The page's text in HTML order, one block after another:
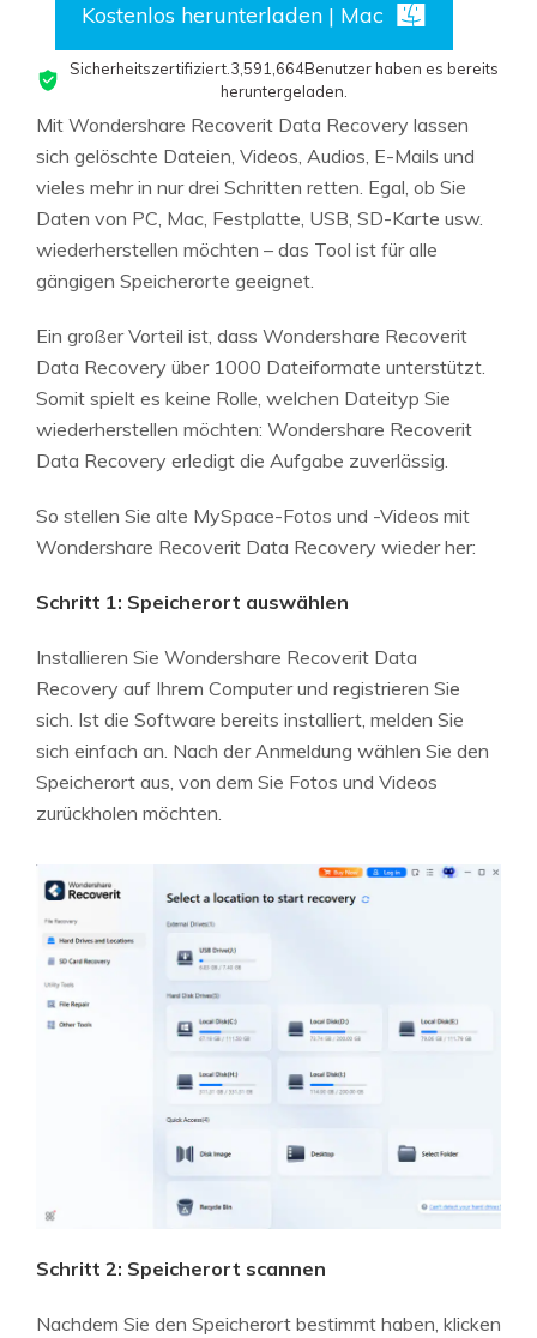
Kostenlos herunterladen | Mac
Sicherheitszertifiziert. 3,591,664Benutzer haben es bereits
heruntergeladen.
Mit Wondershare Recoverit Data Recovery lassen
sich gelöschte Dateien, Videos, Audios, E-Mails und
vieles mehr in nur drei Schritten retten. Egal, ob Sie
Daten von PC, Mac, Festplatte, USB, SD-Karte usw.
wiederherstellen möchten – das Tool ist für alle
gängigen Speicherorte geeignet.
Ein großer Vorteil ist, dass Wondershare Recoverit
Data Recovery über 1000 Dateiformate unterstützt.
Somit spielt es keine Rolle, welchen Dateityp Sie
wiederherstellen möchten: Wondershare Recoverit
Data Recovery erledigt die Aufgabe zuverlässig.
So stellen Sie alte MySpace-Fotos und -Videos mit
Wondershare Recoverit Data Recovery wieder her:
Schritt 1: Speicherort auswählen
Installieren Sie Wondershare Recoverit Data
Recovery auf Ihrem Computer und registrieren Sie
sich. Ist die Software bereits installiert, melden Sie
sich einfach an. Nach der Anmeldung wählen Sie den
Speicherort aus, von dem Sie Fotos und Videos
zurückholen möchten.
Schritt 2: Speicherort scannen
Nachdem Sie den Speicherort bestimmt haben, klicken